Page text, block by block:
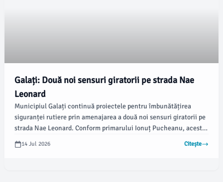
Galați: Două noi sensuri giratorii pe strada Nae
Leonard
Municipiul Galați continuă proiectele pentru îmbunătățirea
siguranței rutiere prin amenajarea a două noi sensuri giratorii pe
strada Nae Leonard. Conform primarului Ionuț Pucheanu, aceste
lucrări sunt parte dintr-un proiect mai amplu dedicat
modernizării cartierului Aurel Vlaicu, scopul principal fiind
14 Jul 2026 Citește